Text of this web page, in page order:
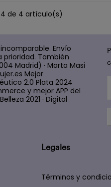
de 4 artículo(s)
Envío
prioridad. También
Madrid) · Marta Masi
Mejor
2.0 Plata 2024
y mejor APP del
2021 · Digital
Legales
Términos y